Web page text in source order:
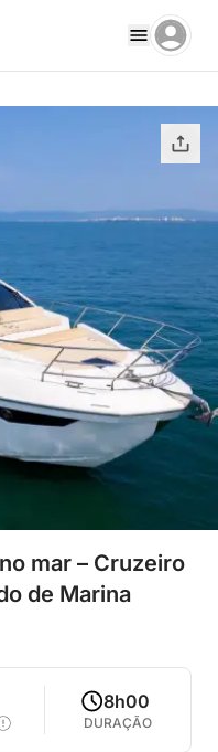
mar – Cruzeiro
de Marina
8h00
DURAÇÃO